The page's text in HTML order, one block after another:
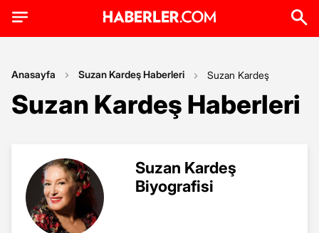
Anasayfa Suzan Kardeş Haberleri Suzan Kardeş
Suzan Kardeş Haberleri
Suzan Kardeş
Biyografisi